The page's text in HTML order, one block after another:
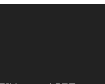
点对点面对面旋转清洗